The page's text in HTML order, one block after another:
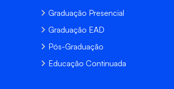
Graduação Presencial
Graduação EAD
Pós-Graduação
Educação Continuada